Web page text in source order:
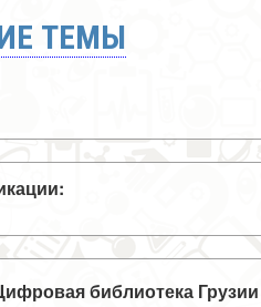
ТЕМЫ
библиотека Грузии